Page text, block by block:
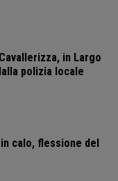
in Largo
polizia locale
calo, flessione del